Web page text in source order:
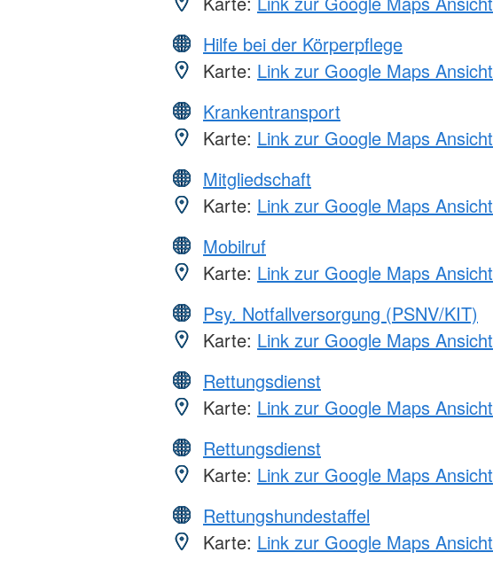
Hilfe bei der Körperpflege
Karte: Link zur Google Maps Ansicht
Krankentransport
Karte: Link zur Google Maps Ansicht
Mitgliedschaft
Karte: Link zur Google Maps Ansicht
Mobilruf
Karte: Link zur Google Maps Ansicht
Psy. Notfallversorgung (PSNV/KIT)
Karte: Link zur Google Maps Ansicht
Rettungsdienst
Karte: Link zur Google Maps Ansicht
Rettungsdienst
Karte: Link zur Google Maps Ansicht
Rettungshundestaffel
Karte: Link zur Google Maps Ansicht